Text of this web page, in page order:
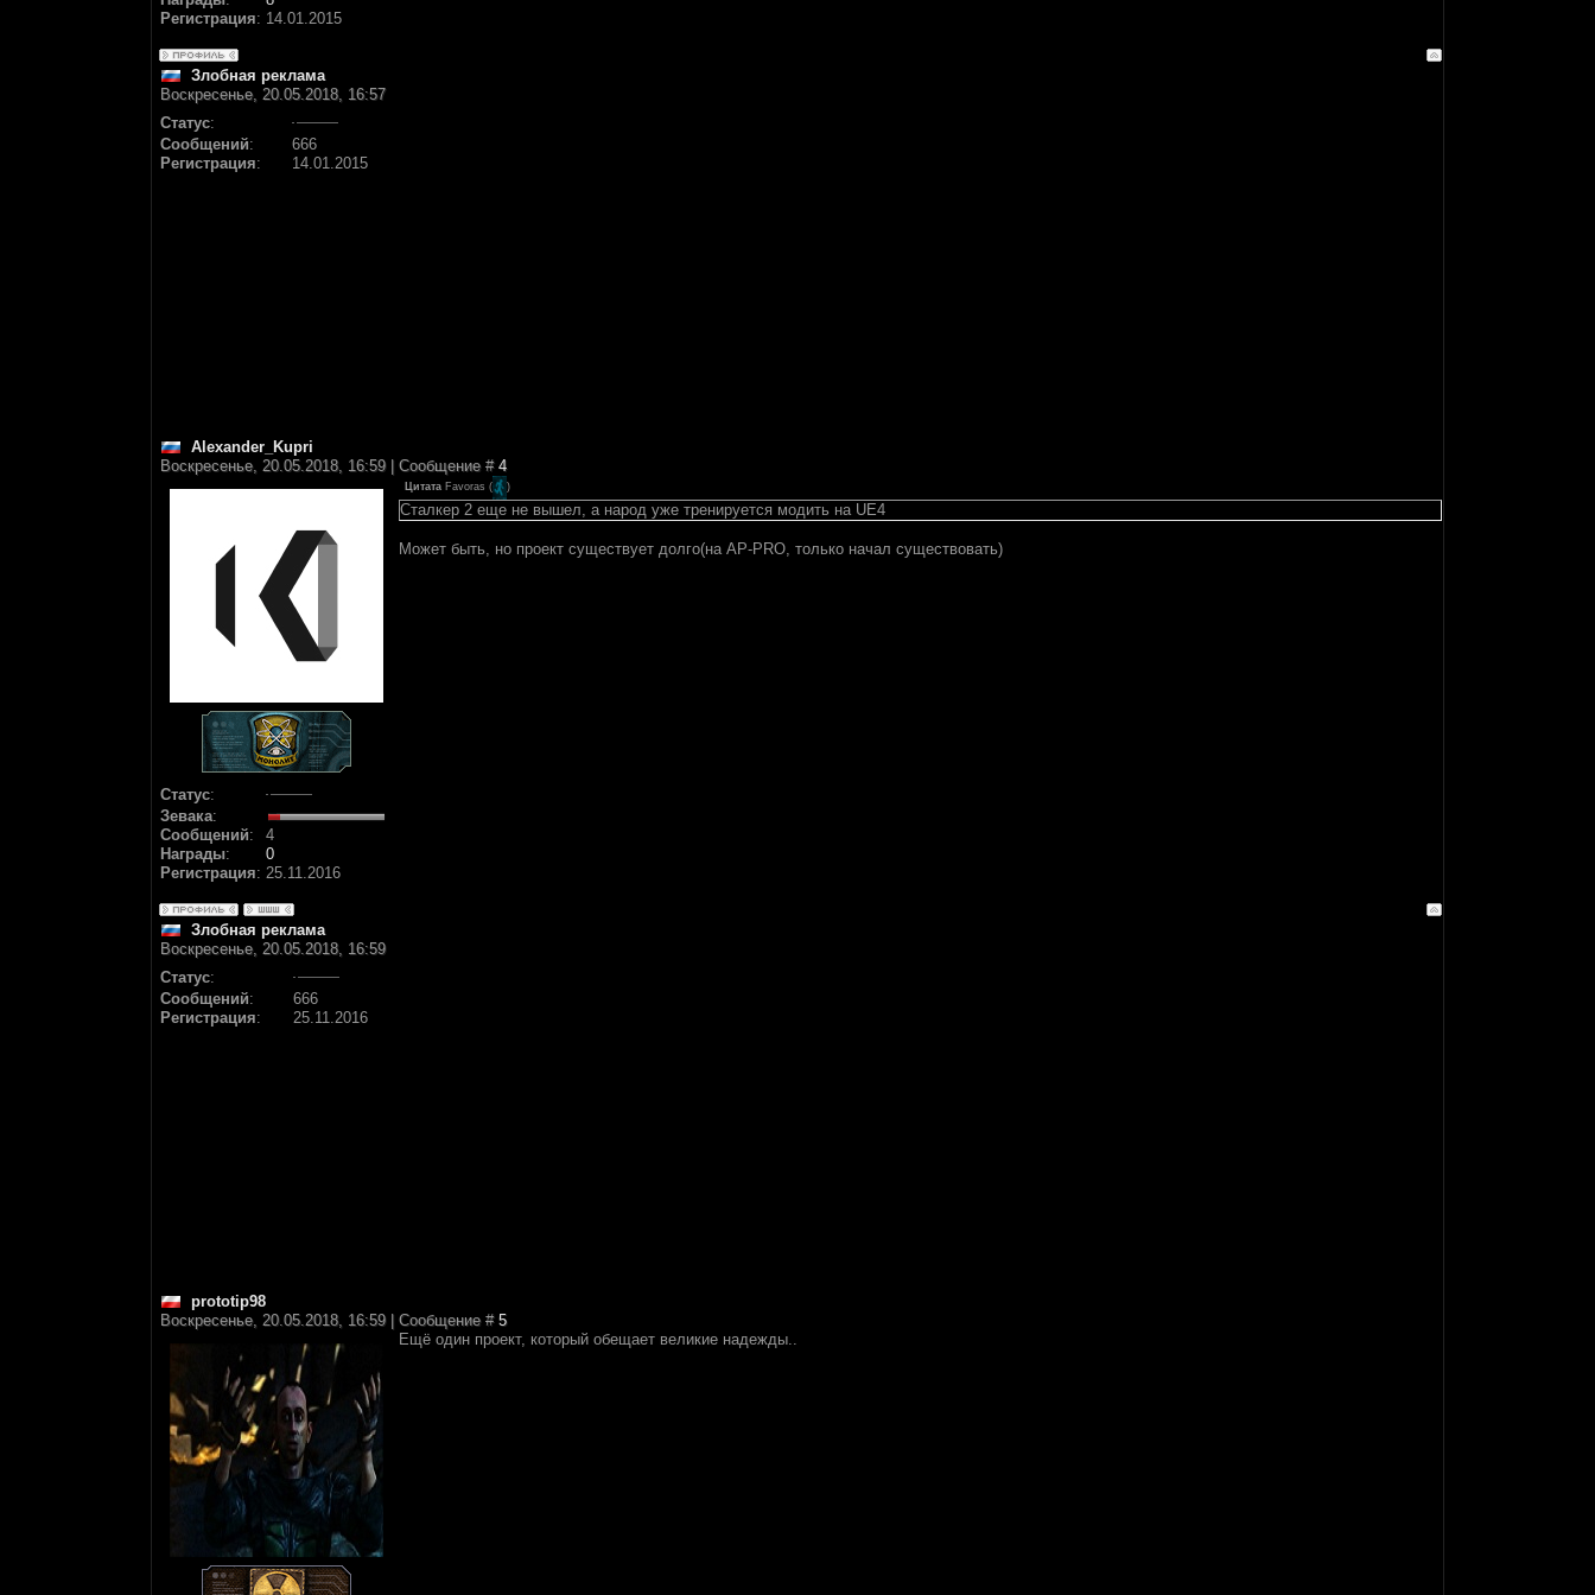
Регистрация: 14.01.2015
Злобная реклама
Воскресенье, 20.05.2018, 16:57
Статус:
Сообщений:
666
Регистрация: 14.01.2015
Alexander_Kupri
Воскресенье, 20.05.2018, 16:59 | Сообщение # 4
Статус:
Зевака:
Сообщений:
4
Награды:
0
Регистрация: 25.11.2016
Цитата Favoras ( )
Сталкер 2 еще не вышел, а народ уже тренируется модить на UE4
Может быть, но проект существует долго(на AP-PRO, только начал существовать)
Злобная реклама
Воскресенье, 20.05.2018, 16:59
Статус:
Сообщений:
666
Регистрация: 25.11.2016
prototip98
Воскресенье, 20.05.2018, 16:59 | Сообщение # 5
Ещё один проект, который обещает великие надежды..